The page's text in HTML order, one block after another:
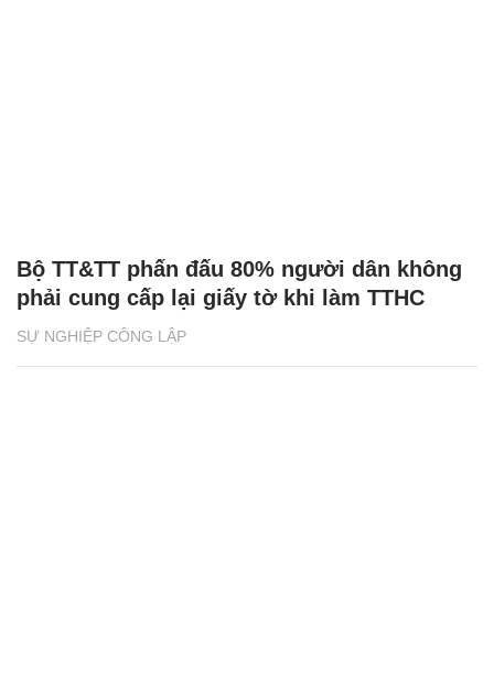
SỰ NGHIỆP CÔNG LẬP
Bộ TT&TT phấn đấu 80% người dân không
phải cung cấp lại giấy tờ khi làm TTHC